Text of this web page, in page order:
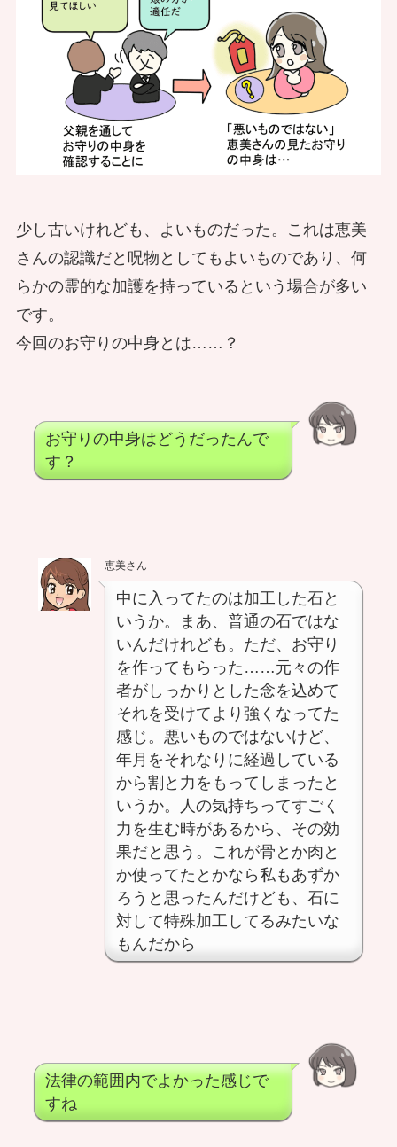
少し古いけれども、よいものだった。これは恵美
さんの認識だと呪物としてもよいものであり、何
らかの霊的な加護を持っているという場合が多い
です。
今回のお守りの中身とは……？
お守りの中身はどうだったんで
す？
恵美さん
中に入ってたのは加工した石と
いうか。まあ、普通の石ではな
いんだけれども。ただ、お守り
を作ってもらった……元々の作
者がしっかりとした念を込めて
それを受けてより強くなってた
感じ。悪いものではないけど、
年月をそれなりに経過している
から割と力をもってしまったと
いうか。人の気持ちってすごく
力を生む時があるから、その効
果だと思う。これが骨とか肉と
か使ってたとかなら私もあずか
ろうと思ったんだけども、石に
対して特殊加工してるみたいな
もんだから
法律の範囲内でよかった感じで
すね